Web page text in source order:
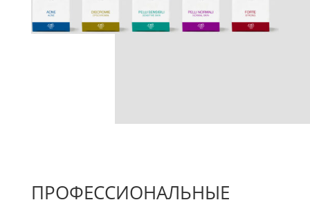
ПРОФЕССИОНАЛЬНЫЕ